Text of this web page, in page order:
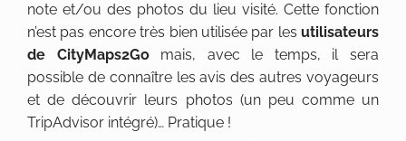
note et/ou des photos du lieu visité. Cette fonction
n’est pas encore très bien utilisée par les utilisateurs
de CityMaps2Gomais, avec le temps, il sera
possible de connaître les avis des autres voyageurs
et de découvrir leurs photos (un peu comme un
TripAdvisor intégré)… Pratique !